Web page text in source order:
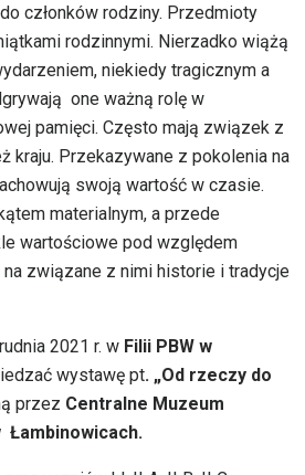
członków rodziny. Przedmioty
rodzinnymi. Nierzadko wiążą
niekiedy tragicznym a
one ważną rolę w
pamięci. Często mają związek z
kraju. Przekazywane z pokolenia na
swoją wartość w czasie.
materialnym, a przede
wartościowe pod względem
związane z nimi historie i tradycje
2021 r. w Filii PBW w
wystawę pt. „Od rzeczy do
przez Centralne Muzeum
Łambinowicach.